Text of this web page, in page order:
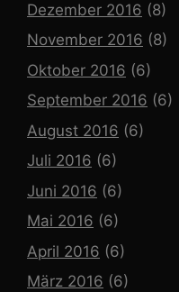
Dezember 2016 (8)
November 2016 (8)
Oktober 2016 (6)
September 2016 (6)
August 2016 (6)
Juli 2016 (6)
Juni 2016 (6)
Mai 2016 (6)
April 2016 (6)
März 2016 (6)